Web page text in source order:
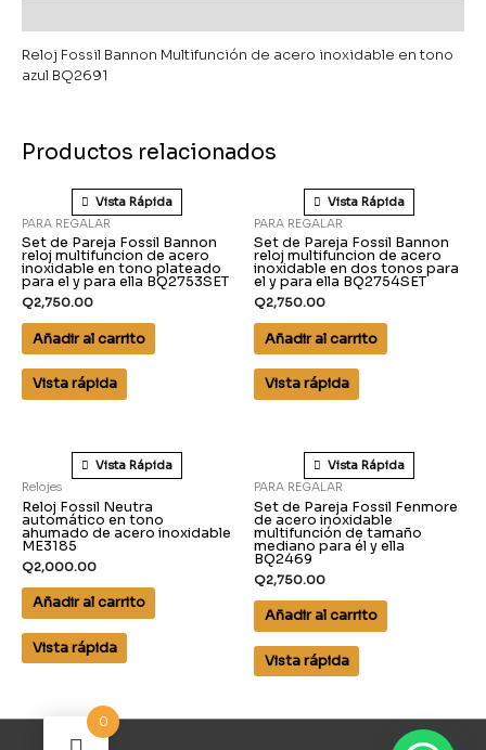
Reloj Fossil Bannon Multifunción de acero inoxidable en tono
azul BQ2691
Productos relacionados
Vista Rápida
PARA REGALAR
Set de Pareja Fossil Bannon
reloj multifuncion de acero
inoxidable en tono plateado
para el y para ella BQ2753SET
Q2,750.00
Añadir al carrito
Vista rápida
Vista Rápida
PARA REGALAR
Set de Pareja Fossil Bannon
reloj multifuncion de acero
inoxidable en dos tonos para
el y para ella BQ2754SET
Q2,750.00
Añadir al carrito
Vista rápida
Vista Rápida
Relojes
Reloj Fossil Neutra
automático en tono
ahumado de acero inoxidable
ME3185
Q2,000.00
Añadir al carrito
Vista rápida
Vista Rápida
PARA REGALAR
Set de Pareja Fossil Fenmore
de acero inoxidable
multifunción de tamaño
mediano para él y ella
BQ2469
Q2,750.00
Añadir al carrito
Vista rápida
0